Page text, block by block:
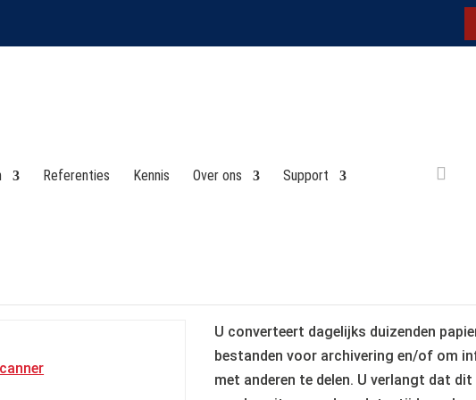
Referenties Kennis Over ons Support
Brochure
U converteert dagelijks duizenden
bestanden voor archivering en/of om
met anderen te delen. U verlangt dat dit